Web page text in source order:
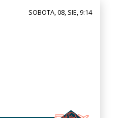
SOBOTA, 08, SIE, 9:14